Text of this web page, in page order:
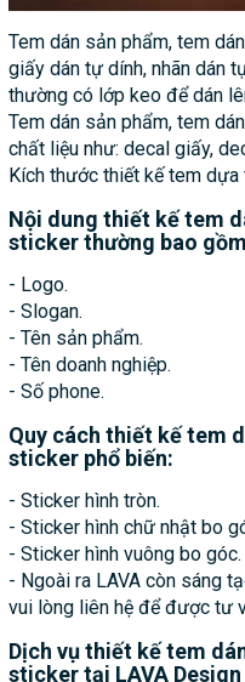
Tem dán sản phẩm, tem
giấy dán tự dính, nhãn dán
thường có lớp keo để dán
Tem dán sản phẩm, tem
chất liệu như: decal giấy,
Kích thước thiết kế tem
Nội dung thiết kế tem
sticker thường bao
- Logo.
- Slogan.
- Tên sản phẩm.
- Tên doanh nghiệp.
- Số phone.
Quy cách thiết kế tem
sticker phổ biến:
- Sticker hình tròn.
- Sticker hình chữ nhật bo
- Sticker hình vuông bo góc.
- Ngoài ra LAVA còn sáng
vui lòng liên hệ để được tư
Dịch vụ thiết kế tem
sticker tại LAVA